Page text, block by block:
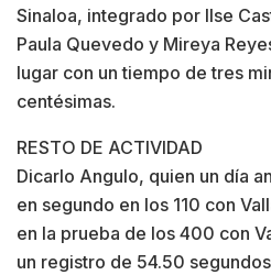
Sinaloa, integrado por Ilse
Paula Quevedo y Mireya
lugar con un tiempo de tres
centésimas.
RESTO DE ACTIVIDAD
Dicarlo Angulo, quien un día
en segundo en los 110 con
en la prueba de los 400 con
un registro de 54.50